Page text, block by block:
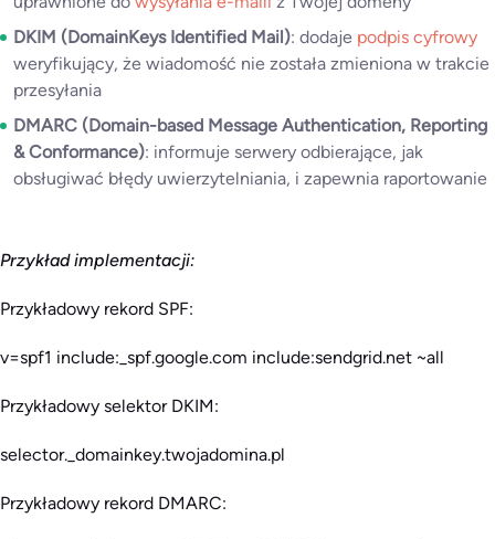
DKIM (DomainKeys Identified Mail): dodaje podpis cyfrowy
weryfikujący, że wiadomość nie została zmieniona w trakcie
przesyłania
DMARC (Domain-based Message Authentication, Reporting
& Conformance): informuje serwery odbierające, jak
obsługiwać błędy uwierzytelniania, i zapewnia raportowanie
Przykład implementacji:
Przykładowy rekord SPF:
v=spf1 include:_spf.google.com include:sendgrid.net ~all
Przykładowy selektor DKIM:
selector._domainkey.twojadomina.pl
Przykładowy rekord DMARC: